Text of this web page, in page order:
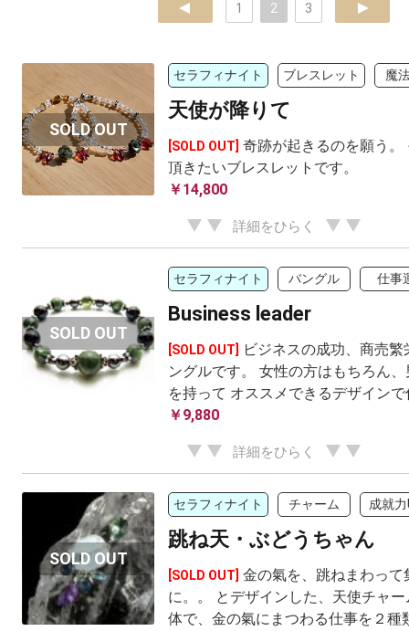
prev 1 2 3 next
セラフィナイト ブレスレット 魔
天使が降りて
[SOLD OUT] 奇跡が起きるのを願う。
頂きたいブレスレットです。
￥14,800
詳細をひらく
セラフィナイト バングル 仕事
Business leader
[SOLD OUT]
ビジネスの成功、商売
ングルです。 女性の方はもちろん
を持って オススメできるデザイン
￥9,880
詳細をひらく
セラフィナイト チャーム 成就力
跳ね天・ぶどうちゃん
[SOLD OUT] 金の氣を、跳ねまわって
に。。 とデザインした、天使チャ
体で、金の氣にまつわる仕事を２種